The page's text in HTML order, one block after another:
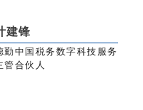
建锋
勤中国税务数字科技服务
管合伙人